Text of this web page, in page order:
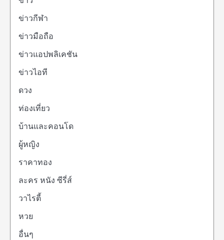
ข่าวกีฬา
ข่าวมือถือ
ข่าวแอปพลิเคชัน
ข่าวไอที
ดวง
ท่องเที่ยว
บ้านและคอนโด
ผู้หญิง
ราคาทอง
ละคร หนัง ซีรี่ส์
วาไรตี้
หวย
อื่นๆ